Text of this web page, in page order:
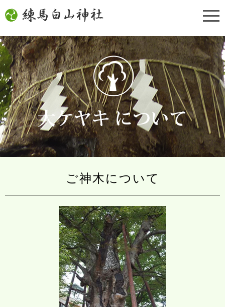
ご神木について